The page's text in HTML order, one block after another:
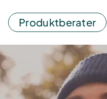
Produktberater